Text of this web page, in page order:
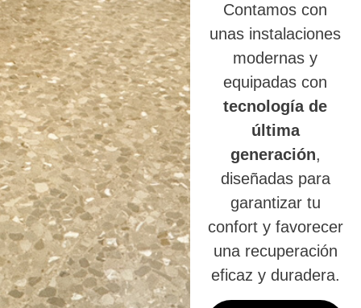
Contamos con
unas instalaciones
modernas y
equipadas con
tecnología de
última
generación,
diseñadas para
garantizar tu
confort y favorecer
una recuperación
eficaz y duradera.